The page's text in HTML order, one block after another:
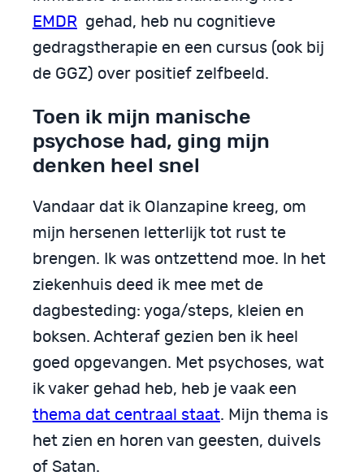
EMDR gehad, heb nu cognitieve
gedragstherapie en een cursus (ook bij
de GGZ) over positief zelfbeeld.
Toen ik mijn manische
psychose had, ging mijn
denken heel snel
Vandaar dat ik Olanzapine kreeg, om
mijn hersenen letterlijk tot rust te
brengen. Ik was ontzettend moe. In het
ziekenhuis deed ik mee met de
dagbesteding: yoga/steps, kleien en
boksen. Achteraf gezien ben ik heel
goed opgevangen. Met psychoses, wat
ik vaker gehad heb, heb je vaak een
thema dat centraal staat. Mijn thema is
het zien en horen van geesten, duivels
of Satan.